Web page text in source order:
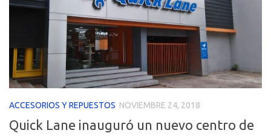
ACCESORIOS Y REPUESTOS NOVIEMBRE 24, 2018
Quick Lane inauguró un nuevo centro de